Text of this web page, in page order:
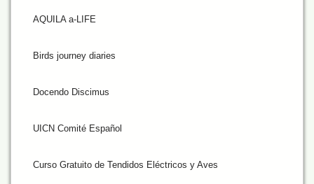
AQUILA a-LIFE
Birds journey diaries
Docendo Discimus
UICN Comité Español
Curso Gratuito de Tendidos Eléctricos y Aves